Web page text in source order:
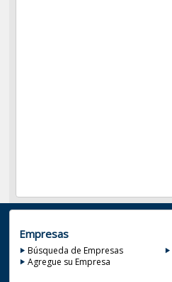
Empresas
Búsqueda de Empresas
Agregue su Empresa